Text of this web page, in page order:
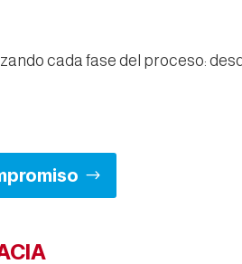
cada fase del proceso: